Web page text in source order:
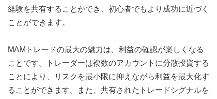
経験を共有することができ、初心者でもより成功に近づく
ことができます。
MAMトレードの最大の魅力は、利益の確認が楽しくなる
ことです。トレーダーは複数のアカウントに分散投資する
ことにより、リスクを最小限に抑えながら利益を最大化す
ることができます。また、共有されたトレードシグナルを